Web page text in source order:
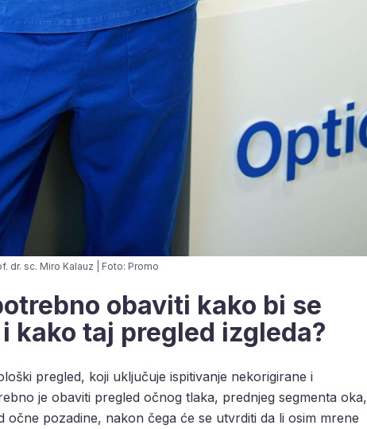
dr. sc. Miro Kalauz | Foto: Promo
obaviti kako bi se
kako taj pregled izgleda?
pregled, koji uključuje ispitivanje nekorigirane i
je obaviti pregled očnog tlaka, prednjeg segmenta oka,
očne pozadine, nakon čega će se utvrditi da li osim mrene